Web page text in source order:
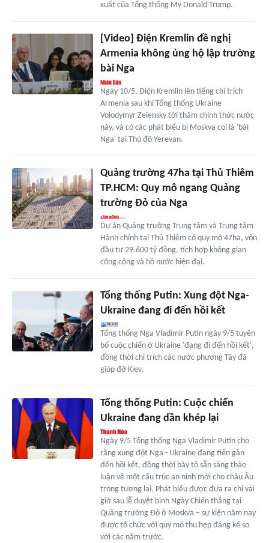
xuất của Tổng thống Mỹ Donald Trump.
[Video] Điện Kremlin đề nghị
Armenia không ủng hộ lập trường
bài Nga
Ngày 10/5, Điện Kremlin lên tiếng chỉ trích
Armenia sau khi Tổng thống Ukraine
Volodymyr Zelensky tới thăm chính thức nước
này, và có các phát biểu bị Moskva coi là 'bài
Nga' tại Thủ đô Yerevan.
Quảng trường 47ha tại Thủ Thiêm
TP.HCM: Quy mô ngang Quảng
trường Đỏ của Nga
Dự án Quảng trường Trung tâm và Trung tâm
Hành chính tại Thủ Thiêm có quy mô 47ha, vốn
đầu tư 29.600 tỷ đồng, tích hợp không gian
công cộng và hồ nước hiện đại.
Tổng thống Putin: Xung đột Nga-
Ukraine đang đi đến hồi kết
Tổng thống Nga Vladimir Putin ngày 9/5 tuyên
bố cuộc chiến ở Ukraine 'đang đi đến hồi kết',
đồng thời chỉ trích các nước phương Tây đã
giúp đỡ Kiev.
Tổng thống Putin: Cuộc chiến
Ukraine đang dần khép lại
Ngày 9/5 Tổng thống Nga Vladimir Putin cho
rằng xung đột Nga - Ukraine đang tiến gần
đến hồi kết, đồng thời bày tỏ sẵn sàng thảo
luận về một cấu trúc an ninh mới cho châu Âu
trong tương lai. Phát biểu được đưa ra chỉ vài
giờ sau lễ duyệt binh Ngày Chiến thắng tại
Quảng trường Đỏ ở Moskva – sự kiện năm nay
được tổ chức với quy mô thu hẹp đáng kể so
với các năm trước.